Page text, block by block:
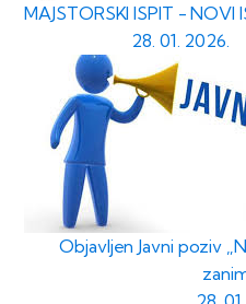
MAJSTORSKI ISPIT - NOVI
28. 01. 2026.
Objavljen Javni poziv